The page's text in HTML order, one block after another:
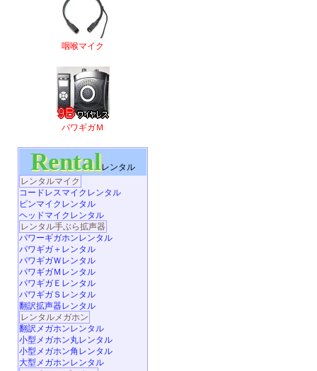
咽喉マイク
パワギガＭ
Rentalレンタル
レンタルマイク
コードレスマイクレンタル
ピンマイクレンタル
ヘッドマイクレンタル
レンタル手ぶら拡声器
パワーギガホンレンタル
パワギガ＋レンタル
パワギガＷレンタル
パワギガＭレンタル
パワギガＥレンタル
パワギガＳレンタル
翻訳拡声器レンタル
レンタルメガホン
翻訳メガホンレンタル
小型メガホン丸レンタル
小型メガホン角レンタル
大型メガホンレンタル